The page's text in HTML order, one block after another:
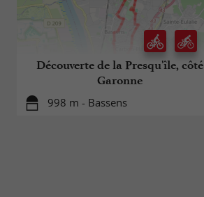
Découverte de la Presqu'île, côté
Garonne
998 m - Bassens